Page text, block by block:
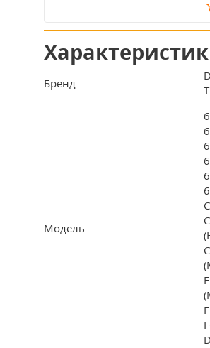
Бренд
Модель